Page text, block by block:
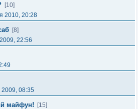
[10]
2010, 20:28
[8]
22:56
2009, 08:35
майфун!
[15]